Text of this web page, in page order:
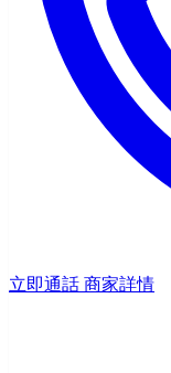
立即通話 商家詳情